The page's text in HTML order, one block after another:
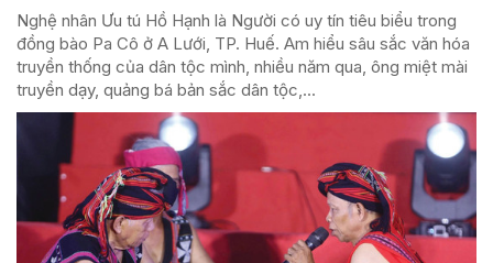
Nghệ nhân Ưu tú Hồ Hạnh là Người có uy tín tiêu biểu trong
đồng bào Pa Cô ở A Lưới, TP. Huế. Am hiểu sâu sắc văn hóa
truyền thống của dân tộc mình, nhiều năm qua, ông miệt mài
truyền dạy, quảng bá bản sắc dân tộc,...